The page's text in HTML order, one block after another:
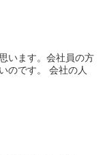
います。会社員の方
のです。 会社の人